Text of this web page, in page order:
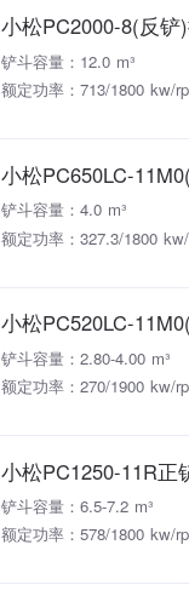
小松PC2000-8(反铲
铲斗容量：12.0 m³
额定功率：713/1800 kw/
小松PC650LC-
铲斗容量：4.0 m³
额定功率：327.3/1800
小松PC520LC-
铲斗容量：2.80-4.00 m³
额定功率：270/1900 kw/
小松PC1250-11R正
铲斗容量：6.5-7.2 m³
额定功率：578/1800 kw/